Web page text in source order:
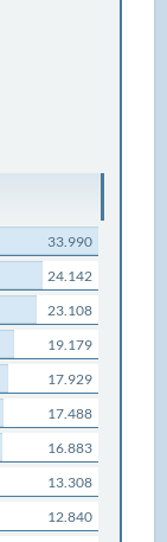
33.990
24.142
23.108
19.179
17.929
17.488
16.883
13.308
12.840